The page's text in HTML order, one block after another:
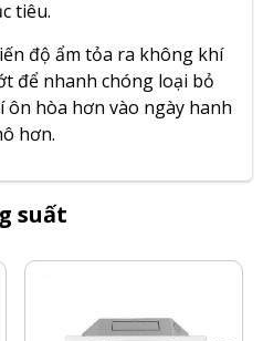
tiêu.
độ ẩm tỏa ra không khí
để nhanh chóng loại bỏ
hòa hơn vào ngày hanh
hơn.
suất